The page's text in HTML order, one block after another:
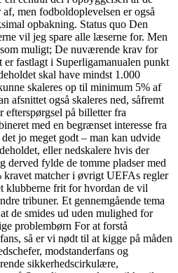
men fodboldoplevelsen er også
opbakning. Status quo Den
vil jeg spare alle læserne for. Men
muligt; De nuværende krav for
er fastlagt i Superligamanualen punkt
skal have mindst 1.000
skaleres op til minimum 5% af
afsnittet også skaleres ned, såfremt
efterspørgsel på billetter fra
med en begrænset interesse fra
jo meget godt – man kan udvide
eller nedskalere hvis der
derved fylde de tomme pladser med
kravet matcher i øvrigt UEFAs regler
klubberne frit for hvordan de vil
tribuner. Et gennemgående tema
de smides ud uden mulighed for
problembørn For at forstå
så er vi nødt til at kigge på måden
modstanderfans og
sikkerhedscirkulære,